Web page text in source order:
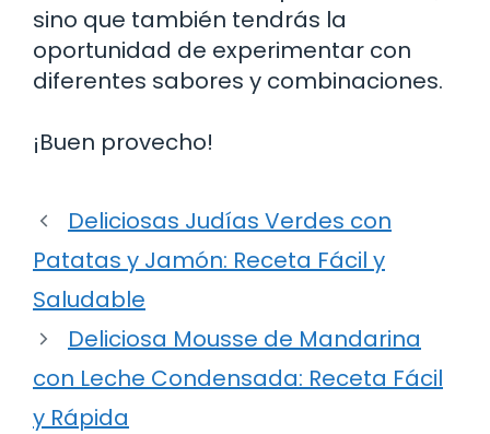
sino que también tendrás la
oportunidad de experimentar con
diferentes sabores y combinaciones.
¡Buen provecho!
Deliciosas Judías Verdes con
Patatas y Jamón: Receta Fácil y
Saludable
Deliciosa Mousse de Mandarina
con Leche Condensada: Receta Fácil
y Rápida